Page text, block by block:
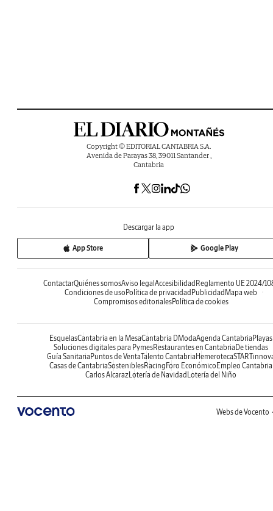
Copyright © EDITORIAL CANTABRIA S.A.
Avenida de Parayas 38, 39011 Santander ,
Cantabria
Descargar la app
App Store Google Play
ContactarQuiénes somosAviso legalAccesibilidadReglamento UE 2024/
Condiciones de usoPolítica de privacidadPublicidadMapa web
Compromisos editorialesPolítica de cookies
EsquelasCantabria en la MesaCantabria DModaAgenda CantabriaPlayas
Soluciones digitales para PymesRestaurantes en CantabriaDe tiendas
Guía SanitariaPuntos de VentaTalento CantabriaHemeroteca
Casas de CantabriaSosteniblesRacingForo EconómicoEmpleo Cantabria
Carlos AlcarazLotería de NavidadLotería del Niño
Webs de Vocento